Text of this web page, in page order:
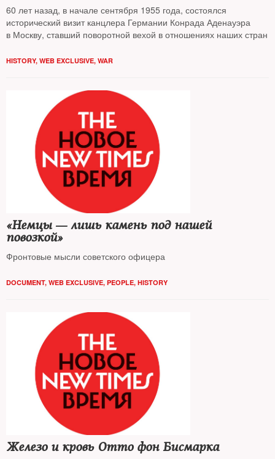
60 лет назад, в начале сентября 1955 года, состоялся
исторический визит канцлера Германии Конрада Аденауэра
в Москву, ставший поворотной вехой в отношениях наших стран
HISTORY, WEB EXCLUSIVE, WAR
«Немцы — лишь камень под нашей
повозкой»
Фронтовые мысли советского офицера
DOCUMENT, WEB EXCLUSIVE, PEOPLE, HISTORY
Железо и кровь Отто фон Бисмарка